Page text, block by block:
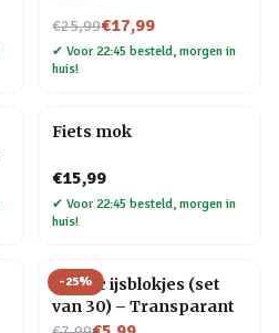
€25,99
Nu voor€17,99
✔ Voor 22:45 besteld, morgen in
huis!
Fiets mok
€15,99
✔ Voor 22:45 besteld, morgen in
huis!
-25%
Plastic ijsblokjes (set
van 30) – Transparant